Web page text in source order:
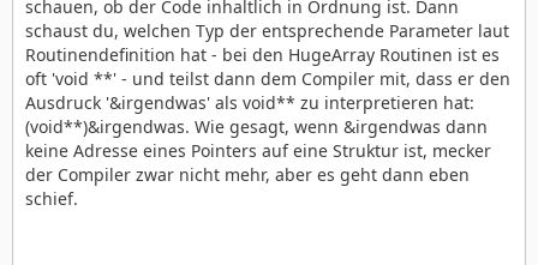
schauen, ob der Code inhaltlich in Ordnung ist. Dann
schaust du, welchen Typ der entsprechende Parameter laut
Routinendefinition hat - bei den HugeArray Routinen ist es
oft 'void **' - und teilst dann dem Compiler mit, dass er den
Ausdruck '&irgendwas' als void** zu interpretieren hat:
(void**)&irgendwas. Wie gesagt, wenn &irgendwas dann
keine Adresse eines Pointers auf eine Struktur ist, mecker
der Compiler zwar nicht mehr, aber es geht dann eben
schief.